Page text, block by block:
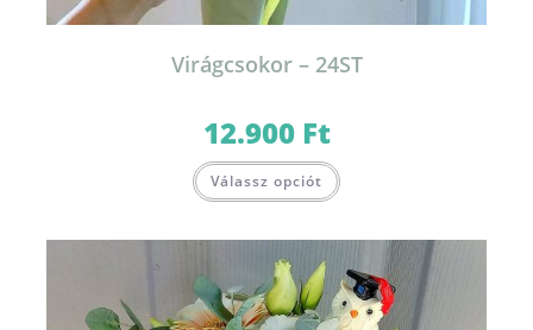
Virágcsokor – 24ST
12.900 Ft
Válassz opciót